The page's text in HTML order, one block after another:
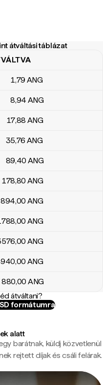
átváltási táblázat
táblázat
1,79 ANG
8,94 ANG
17,88 ANG
35,76 ANG
89,40 ANG
178,80 ANG
894,00 ANG
,00 ANG
,00 ANG
,00 ANG
880,00 ANG
átváltani?
formátumra
alatt
barátnak, küldj közvetlenül
rejtett díjak és csáli felárak.